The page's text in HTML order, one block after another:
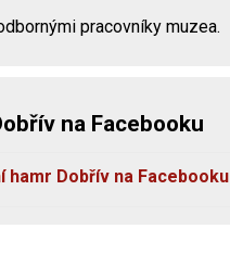
pracovníky muzea.
na Facebooku
hamr Dobřív na Facebooku